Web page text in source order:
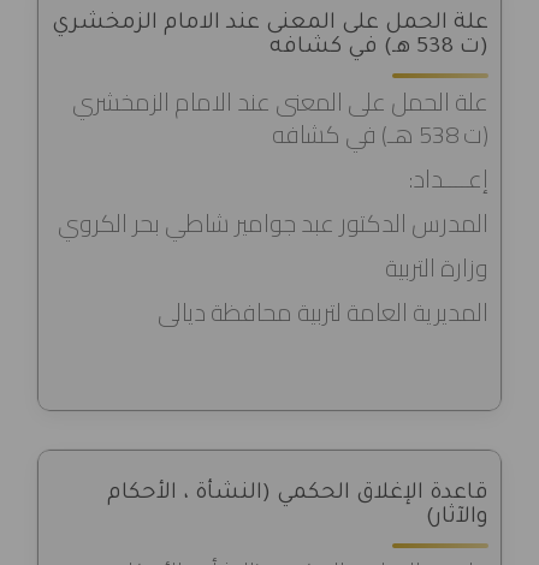
علة الحمل على المعنى عند الامام الزمخشري
(ت 538 هـ) في كشافه
علة الحمل على المعنى عند الامام الزمخشري
(ت 538 هـ) في كشافه
إعــــداد:
المدرس الدكتور عبد جوامير شاطي بحر الكروي
وزارة التربية
المديرية العامة لتربية محافظة ديالى
قاعدة الإغلاق الحكمي (النشأة ، الأحكام
والآثار)